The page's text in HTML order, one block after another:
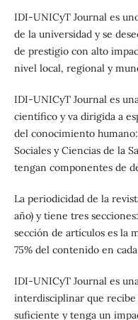
IDI-UNICyT Journal es
de la universidad y se
de prestigio con alto
nivel local, regional y
IDI-UNICyT Journal es
científico y va dirigida a
del conocimiento
Sociales y Ciencias de la
tengan componentes de
La periodicidad de la
año) y tiene tres
sección de artículos es la
75% del contenido en
IDI-UNICyT Journal es
interdisciplinar que recibe
suficiente y tenga un